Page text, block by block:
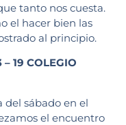
tanto nos cuesta.
el hacer bien las
al principio.
19 COLEGIO
sábado en el
el encuentro